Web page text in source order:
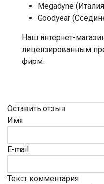
Megadyne
Goodyear
Наш интернет-
лицензированным
фирм.
Оставить отзыв
Имя
E-mail
Текст комментария